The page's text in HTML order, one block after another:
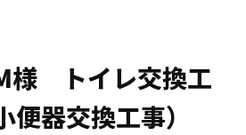
トイレ交換工
器交換工事）